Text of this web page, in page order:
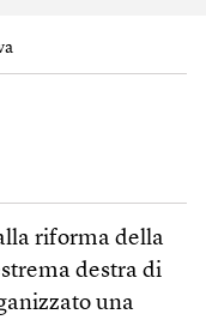
riforma della
destra di
una